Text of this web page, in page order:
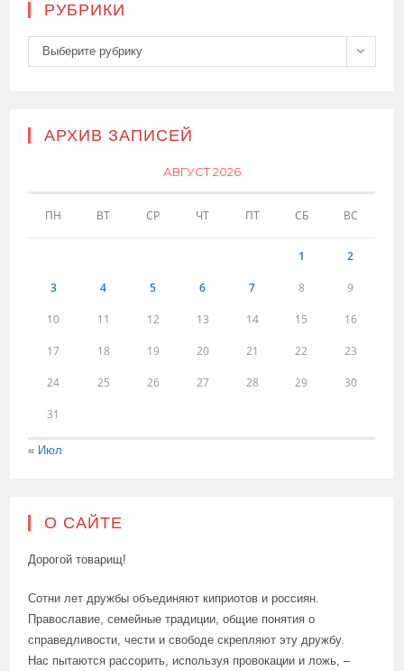
РУБРИКИ
Рубрики
Выберите рубрику
АРХИВ ЗАПИСЕЙ
АВГУСТ 2026
ПН ВТ СР ЧТ ПТ СБ ВС
1 2
3 4 5 6 7 8 9
10 11 12 13 14 15 16
17 18 19 20 21 22 23
24 25 26 27 28 29 30
31
« Июл
О САЙТЕ
Дорогой товарищ!
Сотни лет дружбы объединяют киприотов и россиян.
Православие, семейные традиции, общие понятия о
справедливости, чести и свободе скрепляют эту дружбу.
Нас пытаются рассорить, используя провокации и ложь, –